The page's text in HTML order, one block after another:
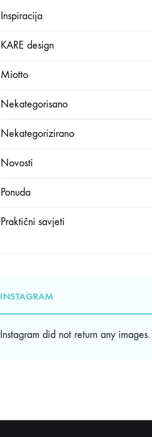
Inspiracija
KARE design
Miotto
Nekategorisano
Nekategorizirano
Novosti
Ponuda
Praktični savjeti
INSTAGRAM
Instagram did not return any images.